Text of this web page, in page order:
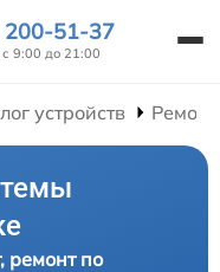
200-51-37
9:00 до 21:00
устройств
ремонт по